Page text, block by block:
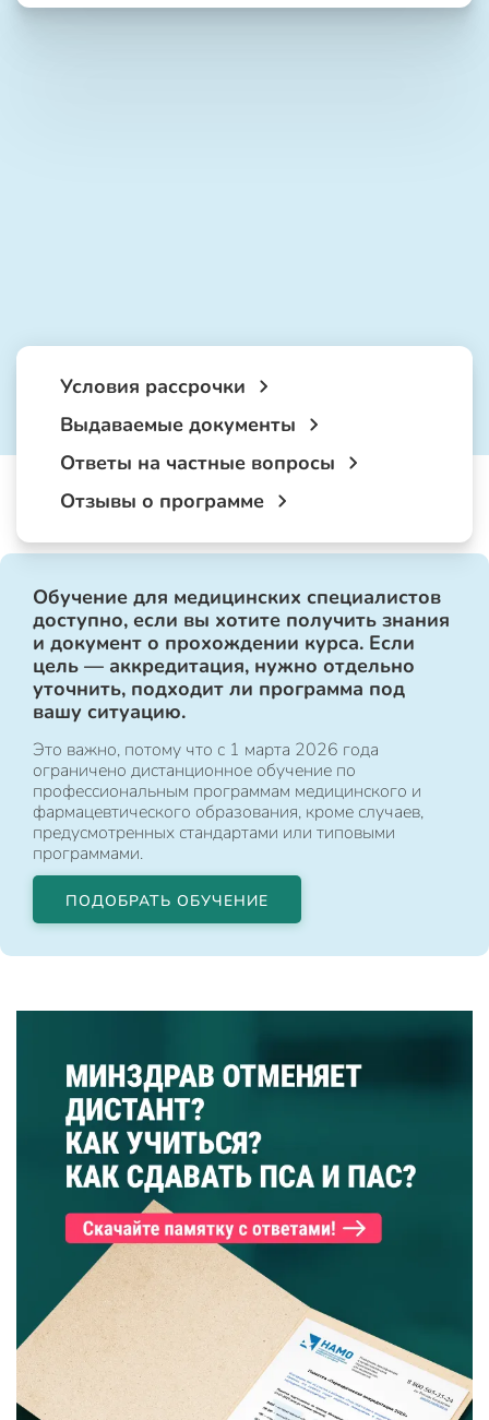
Условия рассрочки
Выдаваемые документы
Ответы на частные вопросы
Отзывы о программе
Обучение для медицинских специалистов
доступно, если вы хотите получить знания
и документ о прохождении курса. Если
цель — аккредитация, нужно отдельно
уточнить, подходит ли программа под
вашу ситуацию.
Это важно, потому что с 1 марта 2026 года
ограничено дистанционное обучение по
профессиональным программам медицинского и
фармацевтического образования, кроме случаев,
предусмотренных стандартами или типовыми
программами.
ПОДОБРАТЬ ОБУЧЕНИЕ